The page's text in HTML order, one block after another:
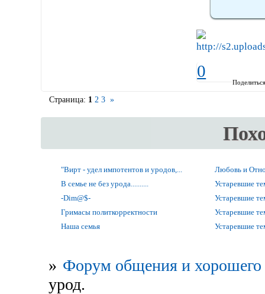
0
Страница: 1 2 3 »
"Вирт - удел импотентов и уродов,...
Любовь и
В семье не без урода..........
Устаревшие
-Dim@$-
Устаревшие
Гримасы политкорректности
Устаревшие
Наша семья
Устаревшие
» Форум общения и хорошего
урод.